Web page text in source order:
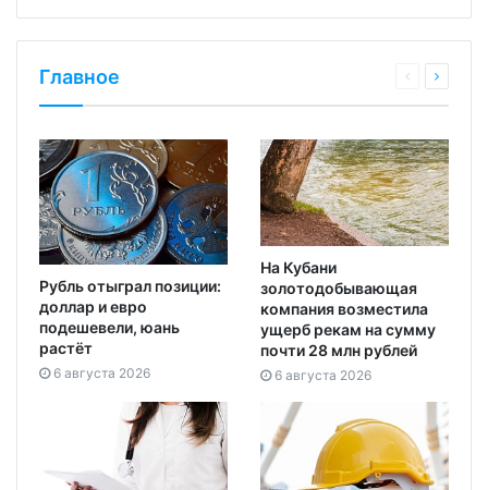
Главное
Рубль отыграл позиции:
доллар и евро
подешевели, юань
растёт
6 августа 2026
На Кубани
золотодобывающая
компания возместила
ущерб рекам на сумму
почти 28 млн рублей
6 августа 2026